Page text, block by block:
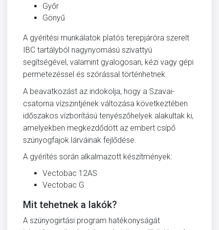
Győr
Gönyű
A gyérítési munkálatok platós terepjáróra szerelt
IBC tartályból nagynyomású szivattyú
segítségével, valamint gyalogosan, kézi vagy gépi
permetezéssel és szórással történhetnek.
A beavatkozást az indokolja, hogy a Szavai-
csatorna vízszintjének változása következtében
időszakos vízborítású tenyészőhelyek alakultak ki,
amelyekben megkezdődött az embert csípő
szúnyogfajok lárváinak fejlődése.
A gyérítés során alkalmazott készítmények:
Vectobac 12AS
Vectobac G
Mit tehetnek a lakók?
A szúnyogirtási program hatékonyságát